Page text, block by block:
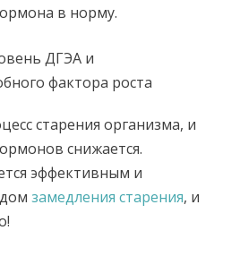
в норму.
ДГЭА и
фактора роста
старения организма, и
снижается.
эффективным и
замедления старения, и